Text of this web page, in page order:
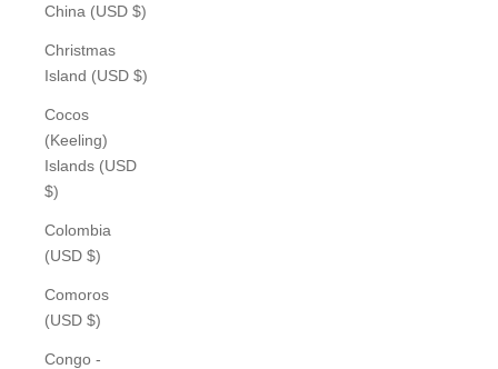
China (USD $)
Christmas
Island (USD $)
Cocos
(Keeling)
Islands (USD
$)
Colombia
(USD $)
Comoros
(USD $)
Congo -